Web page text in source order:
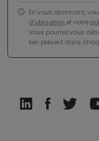
En vous abonnant,
d’utilisation et notre
Vous pourrez vous
lien présent dans